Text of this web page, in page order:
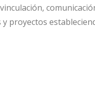
proyectos